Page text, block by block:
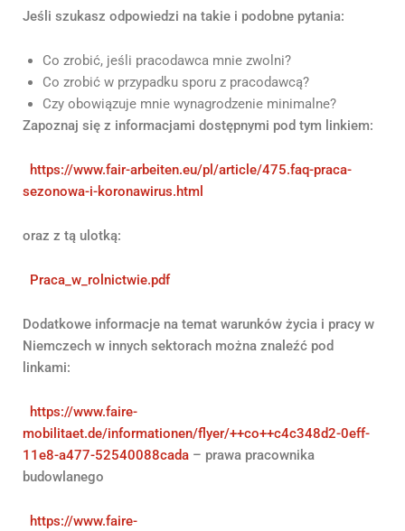
Jeśli szukasz odpowiedzi na takie i podobne pytania:
Co zrobić, jeśli pracodawca mnie zwolni?
Co zrobić w przypadku sporu z pracodawcą?
Czy obowiązuje mnie wynagrodzenie minimalne?
Zapoznaj się z informacjami dostępnymi pod tym linkiem:
https://www.fair-arbeiten.eu/pl/article/475.faq-praca-
sezonowa-i-koronawirus.html
oraz z tą ulotką:
Praca_w_rolnictwie.pdf
Dodatkowe informacje na temat warunków życia i pracy w
Niemczech w innych sektorach można znaleźć pod
linkami:
https://www.faire-
mobilitaet.de/informationen/flyer/++co++c4c348d2-0eff-
11e8-a477-52540088cada – prawa pracownika
budowlanego
https://www.faire-